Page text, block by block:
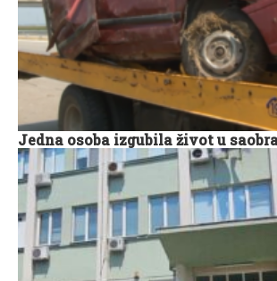
Jedna osoba izgubila život u